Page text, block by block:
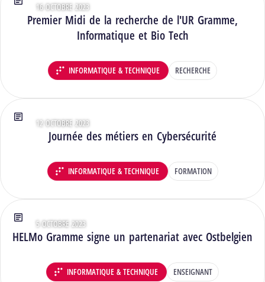
Premier Midi de la recherche de l'UR Gramme,
Informatique et Bio Tech
Type : Articles
16 OCTOBRE 2023
DÉPARTEMENT :
INFORMATIQUE & TECHNIQUE RECHERCHE
Journée des métiers en Cybersécurité
Type : Articles
12 OCTOBRE 2023
DÉPARTEMENT :
INFORMATIQUE & TECHNIQUE FORMATION
HELMo Gramme signe un partenariat avec Ostbelgien
Type : Articles
5 OCTOBRE 2023
DÉPARTEMENT :
INFORMATIQUE & TECHNIQUE ENSEIGNANT